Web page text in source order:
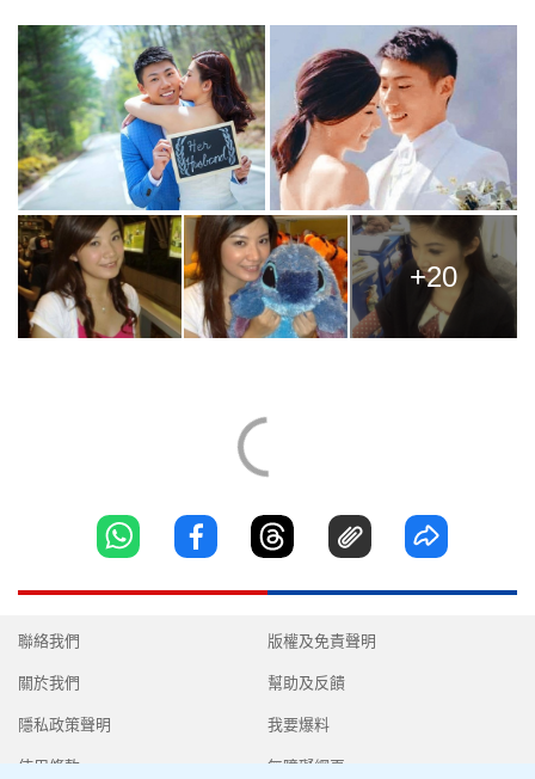
+20
聯絡我們
關於我們
隱私政策聲明
使用條款
版權及免責聲明
幫助及反饋
我要爆料
無障礙網頁